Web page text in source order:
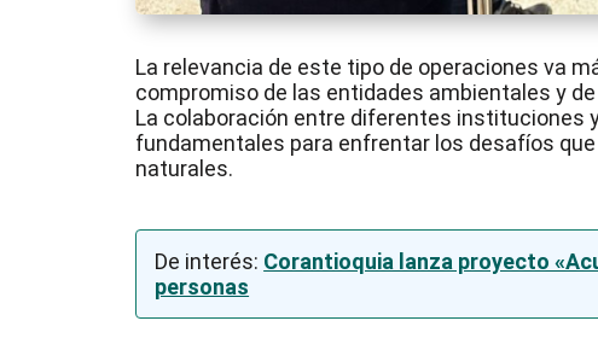
La relevancia de este tipo de operaciones va
compromiso de las entidades ambientales y
La colaboración entre diferentes instituciones
fundamentales para enfrentar los desafíos
naturales.
De interés: Corantioquia lanza proyecto
personas